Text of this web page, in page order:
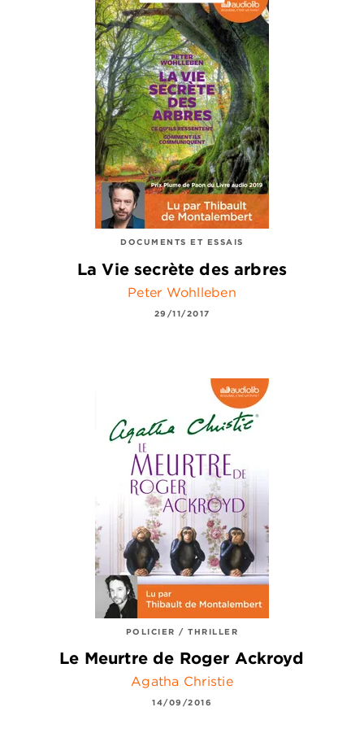
DOCUMENTS ET ESSAIS
La Vie secrète des arbres
Peter Wohlleben
29/11/2017
POLICIER / THRILLER
Le Meurtre de Roger Ackroyd
Agatha Christie
14/09/2016